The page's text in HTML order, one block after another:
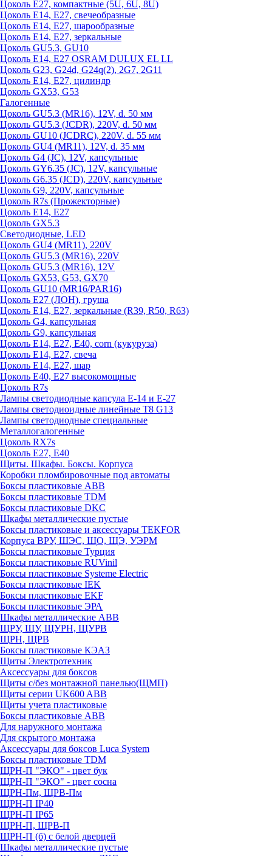
Цоколь Е27, компактные (5U, 6U, 8U)
Цоколь Е14, Е27, свечеобразные
Цоколь Е14, Е27, шарообразные
Цоколь Е14, Е27, зеркальные
Цоколь GU5.3, GU10
Цоколь Е14, Е27 OSRAM DULUX EL LL
Цоколь G23, G24d, G24q(2), 2G7, 2G11
Цоколь Е14, Е27, цилиндр
Цоколь GX53, G53
Галогенные
Цоколь GU5.3 (MR16), 12V, d. 50 мм
Цоколь GU5.3 (JCDR), 220V, d. 50 мм
Цоколь GU10 (JCDRC), 220V, d. 55 мм
Цоколь GU4 (MR11), 12V, d. 35 мм
Цоколь G4 (JC), 12V, капсульные
Цоколь GY6.35 (JC), 12V, капсульные
Цоколь G6.35 (JCD), 220V, капсульные
Цоколь G9, 220V, капсульные
Цоколь R7s (Прожекторные)
Цоколь E14, E27
Цоколь GX5.3
Светодиодные, LED
Цоколь GU4 (MR11), 220V
Цоколь GU5.3 (MR16), 220V
Цоколь GU5.3 (MR16), 12V
Цоколь GX53, G53, GX70
Цоколь GU10 (MR16/PAR16)
Цоколь Е27 (ЛОН), груша
Цоколь Е14, Е27, зеркальные (R39, R50, R63)
Цоколь G4, капсульная
Цоколь G9, капсульная
Цоколь Е14, Е27, Е40, corn (кукуруза)
Цоколь Е14, Е27, свеча
Цоколь Е14, Е27, шар
Цоколь Е40, Е27 высокомощные
Цоколь R7s
Лампы светодиодные капсула Е-14 и Е-27
Лампы светодиоидные линейные T8 G13
Лампы светодиодные специальные
Металлогалогенные
Цоколь RX7s
Цоколь Е27, E40
Щиты. Шкафы. Боксы. Корпуса
Коробки пломбировочные под автоматы
Боксы пластиковые ABB
Боксы пластиковые TDM
Боксы пластиковые DKC
Шкафы металлические пустые
Боксы пластиковые и аксессуары TEKFOR
Корпуса ВРУ, ШЭС, ЩО, ЩЭ, УЭРМ
Боксы пластиковые Турция
Боксы пластиковые RUVinil
Боксы пластиковые Systeme Electric
Боксы пластиковые IEK
Боксы пластиковые EKF
Боксы пластиковые ЭРА
Шкафы металлические ABB
ЩРУ, ЩУ, ЩУРН, ЩУРВ
ЩРН, ЩРВ
Боксы пластиковые КЭАЗ
Щиты Электротехник
Аксессуары для боксов
Щиты с/без монтажной панелью(ЩМП)
Щиты серии UK600 ABB
Щиты учета пластиковые
Боксы пластиковые ABB
Для наружного монтажа
Для скрытого монтажа
Аксессуары для боксов Luca System
Боксы пластиковые TDM
ЩРН-П "ЭКО" - цвет бук
ЩРН-П "ЭКО" - цвет сосна
ЩРН-Пм, ЩРВ-Пм
ЩРН-П IP40
ЩРН-П IP65
ЩРН-П, ЩРВ-П
ЩРН-П (б) с белой дверцей
Шкафы металлические пустые